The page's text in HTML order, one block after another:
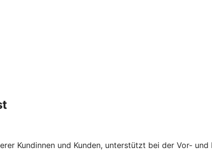
Kundinnen und Kunden, unterstützt bei der Vor-